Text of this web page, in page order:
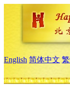
English 简体中文